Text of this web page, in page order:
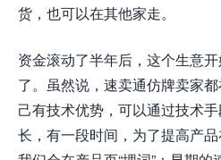
货，也可以在其他家走。
资金滚动了半年后，这个生意开
了。虽然说，速卖通仿牌卖家
己有技术优势，可以通过技术
长，有一段时间，为了提高产